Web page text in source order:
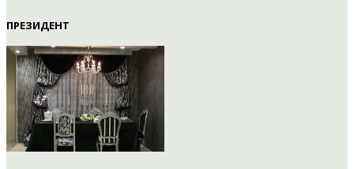
ПРЕЗИДЕНТ